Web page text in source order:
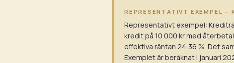
REPRESENTATIVT EXEMPEL —
Representativt exempel:
kredit på 10 000 kr med
effektiva räntan 24,36 %. Det
Exemplet är beräknat i januari